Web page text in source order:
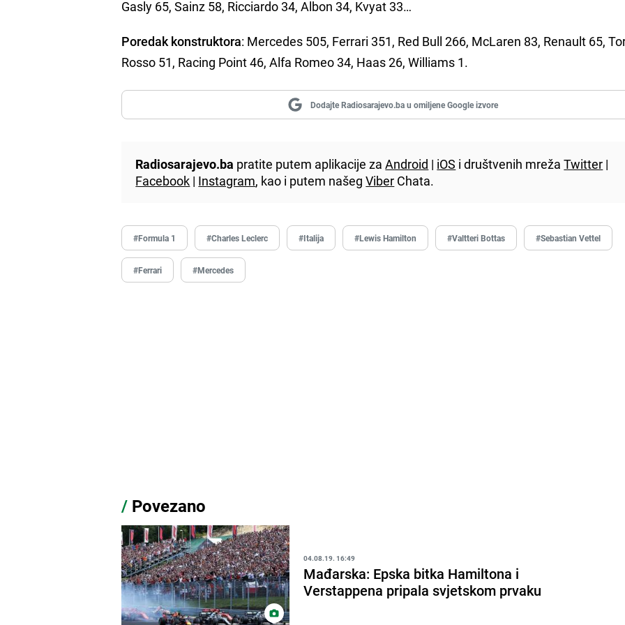
Gasly 65, Sainz 58, Ricciardo 34, Albon 34, Kvyat 33…
Poredak konstruktora: Mercedes 505, Ferrari 351, Red Bull 266, McLaren 83, Renault 65,
Rosso 51, Racing Point 46, Alfa Romeo 34, Haas 26, Williams 1.
Dodajte Radiosarajevo.ba u omiljene Google izvore
Radiosarajevo.ba pratite putem aplikacije zaAndroid | iOS i društvenih mrežaTwitter |
Facebook | Instagram, kao i putem našegViber Chata.
#Formula 1 #Charles Leclerc #Italija #Lewis Hamilton #Valtteri Bottas #Sebastian Vettel
#Ferrari #Mercedes
/ Povezano
04.08.19. 16:49
Mađarska: Epska bitka Hamiltona i
Verstappena pripala svjetskom prvaku